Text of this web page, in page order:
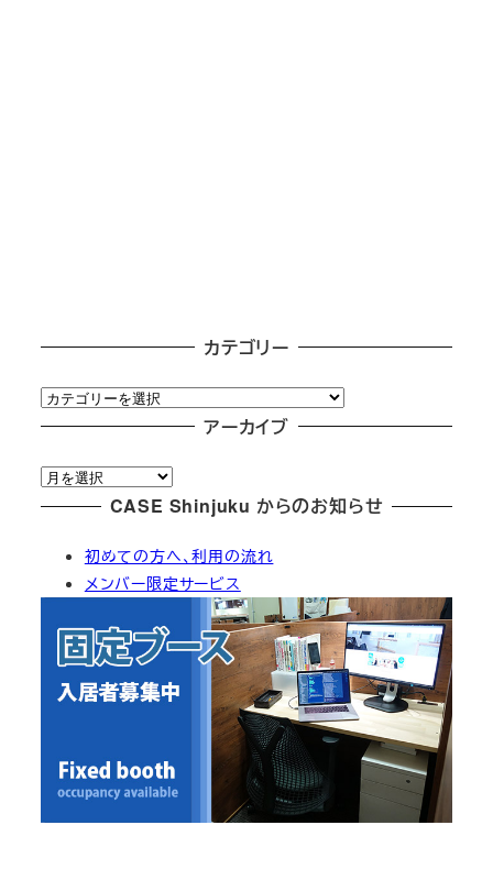
カテゴリー
カ
テ
リ
ー
アーカイブ
ア
ー
CASE Shinjuku からのお知らせ
初めての方へ、利用の流れ
メンバー限定サービス